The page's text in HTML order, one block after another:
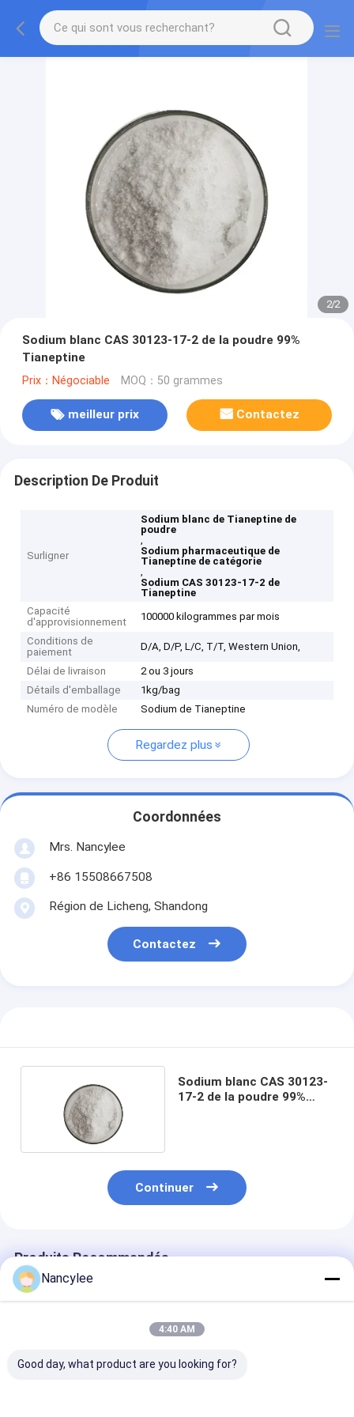
2/2
Sodium blanc CAS 30123-17-2 de la poudre 99%
Tianeptine
Prix：Négociable MOQ：50 grammes
meilleur prix Contactez
Description De Produit
Surligner
Sodium blanc de Tianeptine de
poudre
,
Sodium pharmaceutique de
Tianeptine de catégorie
,
Sodium CAS 30123-17-2 de
Tianeptine
Capacité
d'approvisionnement
100000 kilogrammes par mois
Conditions de
paiement
D/A, D/P, L/C, T/T, Western Union,
Délai de livraison
2 ou 3 jours
Détails d'emballage
1kg/bag
Numéro de modèle
Sodium de Tianeptine
Regardez plus
Coordonnées
Mrs. Nancylee
+86 15508667508
Région de Licheng, Shandong
Contactez
Sodium blanc CAS 30123-
17-2 de la poudre 99%
Continuer
Produits Recommandés
Nancylee
4:40 AM
Good day, what product are you looking for?